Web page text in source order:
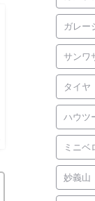
ガレー
サンワ
タイヤ
ハウツ
ミニベ
妙義山